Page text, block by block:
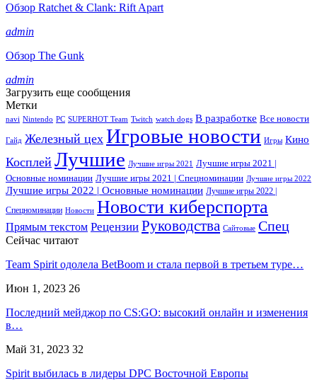
Обзор Ratchet & Clank: Rift Apart
admin
Обзор The Gunk
admin
Загрузить еще сообщения
Метки
navi Nintendo PC SUPERHOT Team Twitch watch dogs В разработке Все новости
Гайд Железный цех Игровые новости Игры Кино
Косплей Лучшие Лучшие игры 2021
Лучшие игры 2021 |
Основные номинации Лучшие игры 2021 | Спецноминации Лучшие игры 2022
Лучшие игры 2022 | Основные номинации Лучшие игры 2022 |
Спецноминации Новости Новости киберспорта
Прямым текстом Рецензии Руководства Сайтовые Спец
Сейчас читают
Team Spirit одолела BetBoom и стала первой в третьем туре…
Июн 1, 2023 26
Последний мейджор по CS:GO: высокий онлайн и изменения
в…
Май 31, 2023 32
Spirit выбилась в лидеры DPC Восточной Европы